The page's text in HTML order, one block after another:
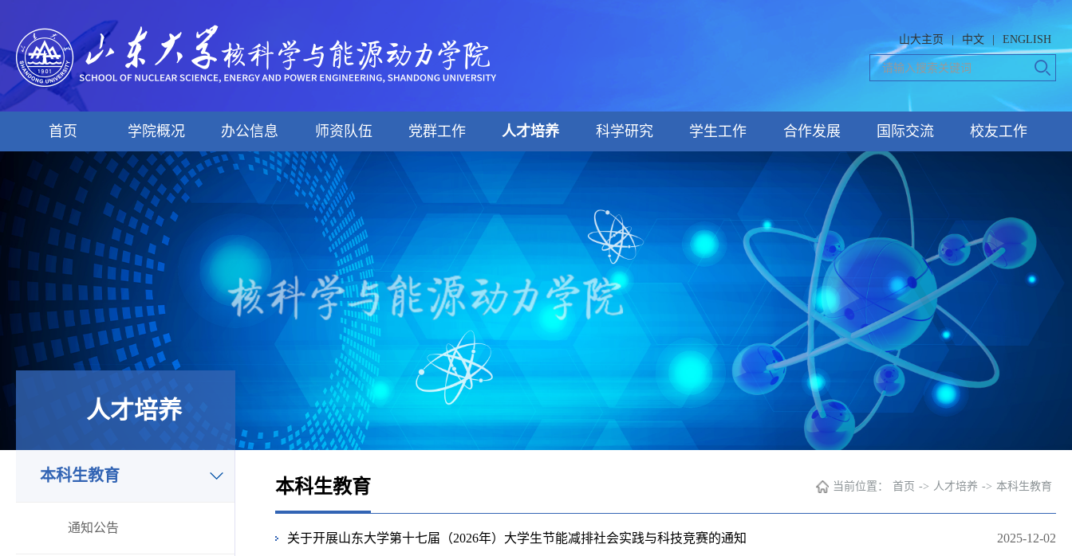
山大主页 中文 ENGLISH
首页 学院概况 办公信息 师资队伍 党群工作 人才培养 科学研究 学生工作 合作发展 国际交流 校友工作
人才培养
本科生教育
通知公告
本科生教育 当前位置： 首页 -> 人才培养 -> 本科生教育
2025-12-02
关于开展山东大学第十七届（2026年）大学生节能减排社会实践与科技竞赛的通知